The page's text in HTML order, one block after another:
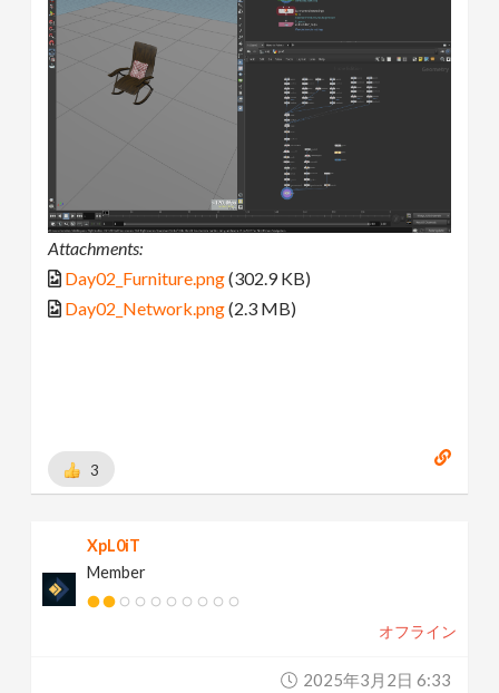
Attachments:
Day02_Furniture.png(302.9 KB)
Day02_Network.png(2.3 MB)
3
XpL0iT
Member
オフライン
2025年3月2日 6:33